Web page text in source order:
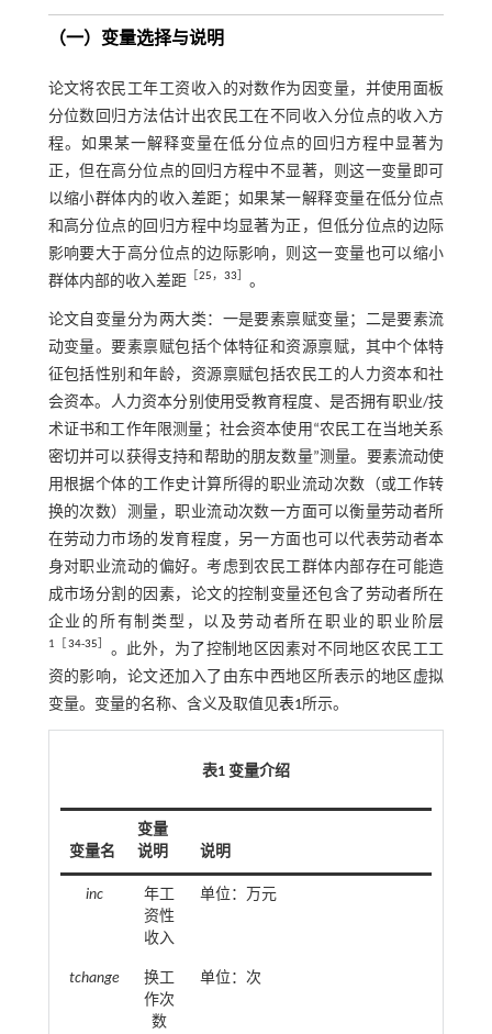
（一）变量选择与说明
论文将农民工年工资收入的对数作为因变量，并使用面板
分位数回归方法估计出农民工在不同收入分位点的收入方
程。如果某一解释变量在低分位点的回归方程中显著为
正，但在高分位点的回归方程中不显著，则这一变量即可
以缩小群体内的收入差距；如果某一解释变量在低分位点
和高分位点的回归方程中均显著为正，但低分位点的边际
影响要大于高分位点的边际影响，则这一变量也可以缩小
群体内部的收入差距［25， 33］ 。
论文自变量分为两大类：一是要素禀赋变量；二是要素流
动变量。要素禀赋包括个体特征和资源禀赋，其中个体特
征包括性别和年龄，资源禀赋包括农民工的人力资本和社
会资本。人力资本分别使用受教育程度、是否拥有职业/技
术证书和工作年限测量；社会资本使用“农民工在当地关系
密切并可以获得支持和帮助的朋友数量”测量。要素流动使
用根据个体的工作史计算所得的职业流动次数（或工作转
换的次数）测量，职业流动次数一方面可以衡量劳动者所
在劳动力市场的发育程度，另一方面也可以代表劳动者本
身对职业流动的偏好。考虑到农民工群体内部存在可能造
成市场分割的因素，论文的控制变量还包含了劳动者所在
企业的所有制类型，以及劳动者所在职业的职业阶层
1 ［34⁃35］ 。此外，为了控制地区因素对不同地区农民工工
资的影响，论文还加入了由东中西地区所表示的地区虚拟
变量。变量的名称、含义及取值见表1所示。
表1 变量介绍
变量名
变量
说明
说明
inc
年工
资性
收入
单位：万元
tchange
换工
作次
数
单位：次